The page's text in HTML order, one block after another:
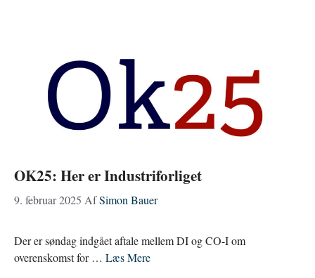
OK25: Her er Industriforliget
9. februar 2025 AfSimon Bauer
Der er søndag indgået aftale mellem DI og CO-I om
overenskomst for … Læs Mere